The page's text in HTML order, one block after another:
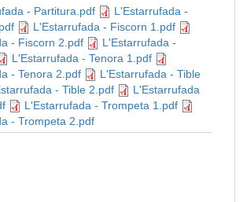
- Partitura.pdf
L'Estarrufada -
L'Estarrufada - Fiscorn 1.pdf
- Fiscorn 2.pdf
L'Estarrufada -
L'Estarrufada - Tenora 1.pdf
- Tenora 2.pdf
L'Estarrufada - Tible
- Tible 2.pdf
L'Estarrufada
L'Estarrufada - Trompeta 1.pdf
- Trompeta 2.pdf